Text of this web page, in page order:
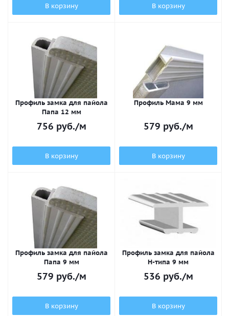
В корзину В корзину
Профиль замка для пайола
Папа 12 мм
756 руб./м
В корзину
Профиль Мама 9 мм
579 руб./м
В корзину
Профиль замка для пайола
Папа 9 мм
579 руб./м
В корзину
Профиль замка для пайола
H-типа 9 мм
536 руб./м
В корзину